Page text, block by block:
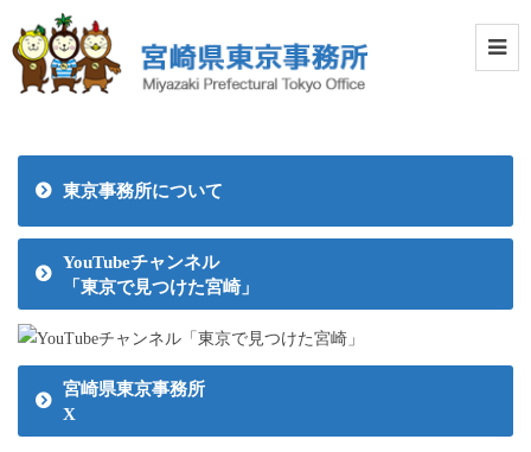
東京事務所について
YouTubeチャンネル
「東京で見つけた宮崎」
宮崎県東京事務所
X